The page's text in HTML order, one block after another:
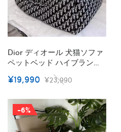
Dior ディオール 犬猫ソファ
ペットベッド ハイブランド
ペットソファー ペットクッ
ション マット 小型 子猫 子
わ 使い心地よい 春夏秋用 ペ
ット用品
¥19,990 ¥23,990
-6%